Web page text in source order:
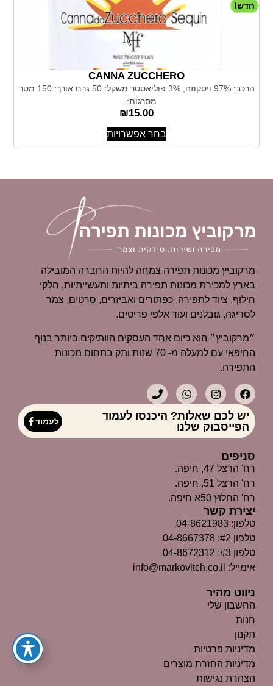
חדש!
CANNA ZUCCHERO
הרכב: 97% ויסקוזה, 3% פוליאסטר משקל: 50 גרם אורך: 150 מטר
מסרגות: ...
₪15.00
בחר אפשרויות
מרקוביץ מכונות תפירה צמחה להיות החברה המובילה
בארץ למכירת מכונות תפירה ביתיות ותעשייתיות, חלקי
חילוף, ציוד לתפירה, כפתורים ואביזרים, סרטים, צמר
לסריגה, גובלנים ועוד אלפי פריטים.
״מרקוביץ״ הוא כיום אחד העסקים הוותיקים ביותר בנוף
החיפאי עם למעלה מ- 70 שנות ותק בתחום מכונות
התפירה.
יש לכם שאלות? היכנסו לעמוד
הפייסבוק שלנו
לעמוד
ניווט מהיר
החשבון שלי
חנות
תקנון
מדיניות פרטיות
מדיניות החזרת מוצרים
הצהרת נגישות
סניפים
רח' הרצל 47, חיפה.
רח' הרצל 51, חיפה.
רח' החלוץ 50א חיפה.
יצירת קשר
טלפון: 04-8621983
טלפון #2: 04-8667378
טלפון #3: 04-8672312
אימייל: info@markovitch.co.il